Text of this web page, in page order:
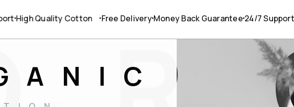
Cotton Free DeliveryMoney Back Guarantee24/7 SupportHigh